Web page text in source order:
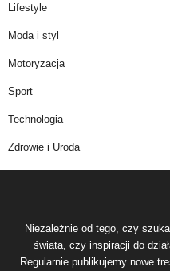
Lifestyle
Moda i styl
Motoryzacja
Sport
Technologia
Zdrowie i Uroda
Niezależnie od tego, czy
świata, czy inspiracji do
Regularnie publikujemy nowe